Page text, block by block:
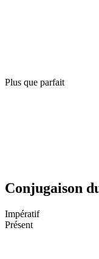
Plus que parfait
Conjugaison
Impératif
Présent